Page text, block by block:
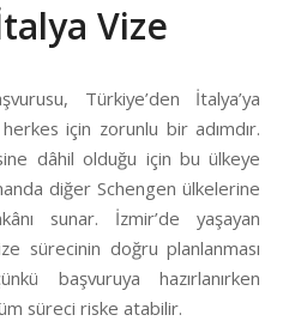
Vize
Türkiye’den İtalya’ya
için zorunlu bir adımdır.
dâhil olduğu için bu ülkeye
diğer Schengen ülkelerine
sunar. İzmir’de yaşayan
sürecinin doğru planlanması
başvuruya hazırlanırken
süreci riske atabilir.